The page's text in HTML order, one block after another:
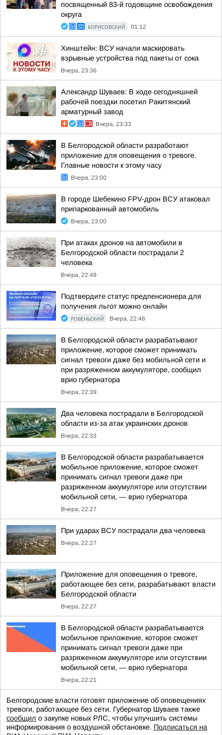
посвященный 83-й годовщине освобождения
округа
БОРИСОВСКИЙ 01:12
Хинштейн: ВСУ начали маскировать
взрывные устройства под пакеты от сока
Вчера, 23:36
Александр Шуваев: В ходе сегодняшней
рабочей поездки посетил Ракитянский
арматурный завод
Вчера, 23:33
В Белгородской области разработают
приложение для оповещения о тревоге.
Главные новости к этому часу
Вчера, 23:00
В городе Шебекино FPV-дрон ВСУ атаковал
припаркованный автомобиль
Вчера, 23:00
При атаках дронов на автомобили в
Белгородской области пострадали 2
человека
Вчера, 22:49
Подтвердите статус предпенсионера для
получения льгот можно онлайн
РОВЕНЬСКИЙ Вчера, 22:48
В Белгородской области разрабатывают
приложение, которое сможет принимать
сигнал тревоги даже без мобильной сети и
при разряженном аккумуляторе, сообщил
врио губернатора
Вчера, 22:39
Два человека пострадали в Белгородской
области из-за атак украинских дронов
Вчера, 22:33
В Белгородской области разрабатывается
мобильное приложение, которое сможет
принимать сигнал тревоги даже при
разряженном аккумуляторе или отсутствии
мобильной сети, — врио губернатора
Вчера, 22:27
При ударах ВСУ пострадали два человека
Вчера, 22:27
Приложение для оповещения о тревоге,
работающее без сети, разрабатывают власти
Белгородской области
Вчера, 22:27
В Белгородской области разрабатывается
мобильное приложение, которое сможет
принимать сигнал тревоги даже при
разряженном аккумуляторе или отсутствии
мобильной сети, — врио губернатора
Вчера, 22:21
Белгородские власти готовят приложение об оповещениях
тревоги, работающее без сети. Губернатор Шуваев также
сообщил о закупке новых РЛС, чтобы улучшить системы
информирования о воздушной обстановке. Подписаться на